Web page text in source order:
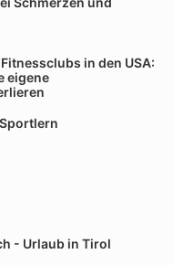
in den USA:
eigene
- Urlaub in Tirol